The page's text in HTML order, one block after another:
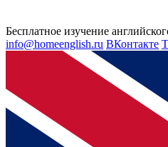
Бесплатное изучение
info@homeenglish.ru ВКонтакте